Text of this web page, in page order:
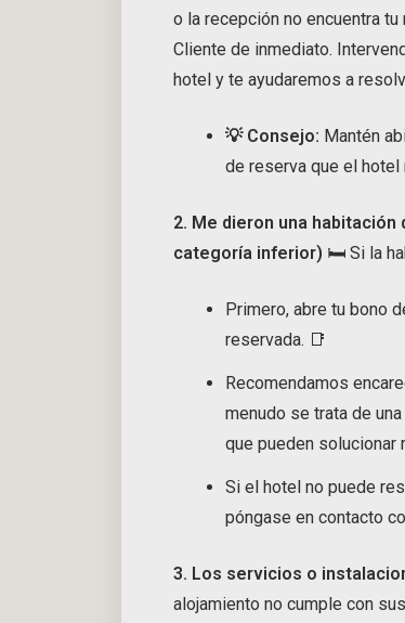
o la recepción no encuentra
Cliente de inmediato.
hotel y te ayudaremos a
💡 Consejo: Mantén
de reserva que el hotel
2. Me dieron una
categoría inferior) 🛏️ Si la
Primero, abre tu bono
reservada. 📑
Recomendamos
menudo se trata de
que pueden solucionar
Si el hotel no puede
póngase en contacto
3. Los servicios o
alojamiento no cumple con